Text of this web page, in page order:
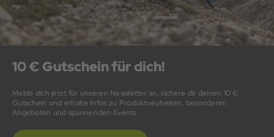
10 € Gutschein für dich!
Melde dich jetzt für unseren Newsletter an, sichere dir deinen 10 €
Gutschein und erhalte Infos zu Produktneuheiten, besonderen
Angeboten und spannenden Events.